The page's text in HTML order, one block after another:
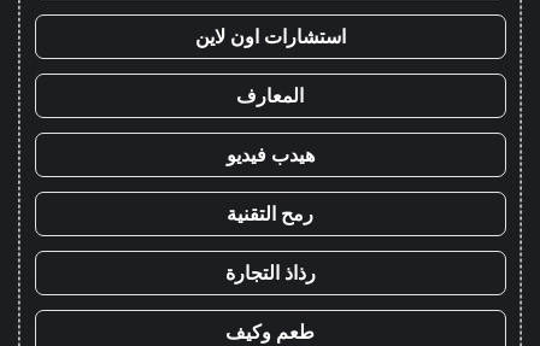
استشارات اون لاين
المعارف
هيدب فيديو
رمح التقنية
رذاذ التجارة
طعم وكيف